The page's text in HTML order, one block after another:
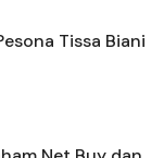
Tissa Biani